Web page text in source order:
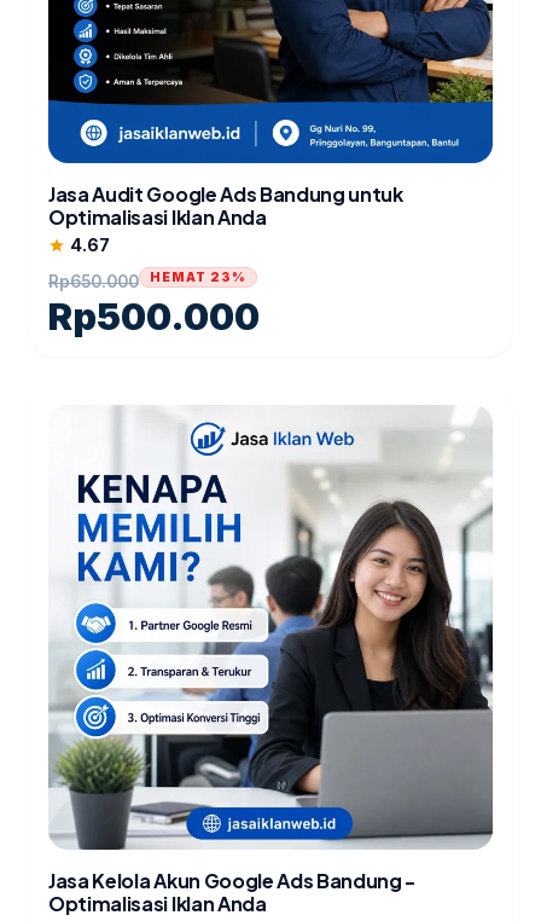
Jasa Audit Google Ads Bandung untuk
Optimalisasi Iklan Anda
star 4.67
Rp650.000
Rp500.000
HEMAT 23%
Jasa Kelola Akun Google Ads Bandung -
Optimalisasi Iklan Anda